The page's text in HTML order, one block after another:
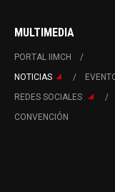
MULTIMEDIA
PORTAL IIMCH
NOTICIAS
REDES SOCIALES
CONVENCIÓN